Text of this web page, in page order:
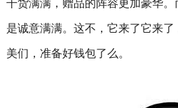
是诚意满满。这不，它来了它来
美们，准备好钱包了么。